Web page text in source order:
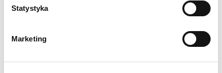
Statystyka
Marketing
COPY THE ACCOUNT NUMBER
Newsletter